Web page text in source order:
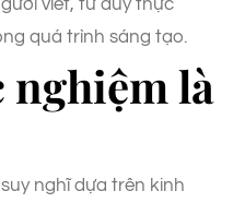
viết, tư duy thực
quá trình sáng tạo.
nghiệm là
nghĩ dựa trên kinh